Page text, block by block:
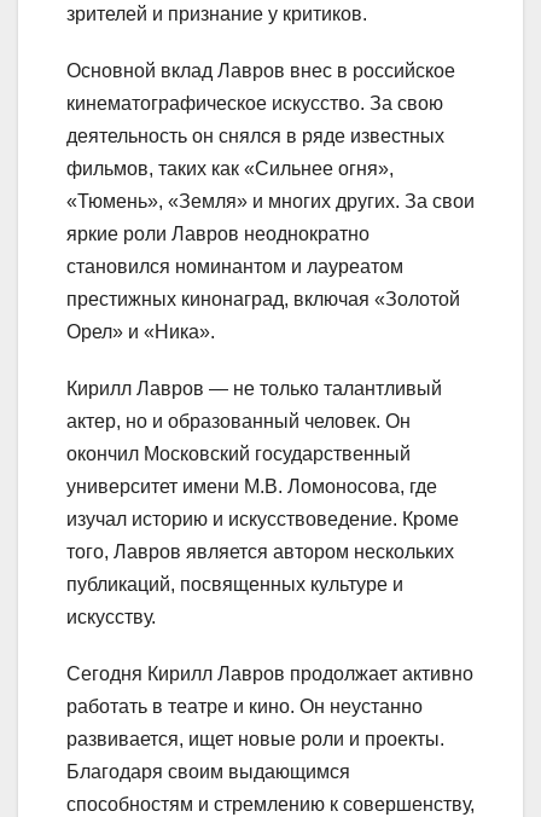
зрителей и признание у критиков.
Основной вклад Лавров внес в российское
кинематографическое искусство. За свою
деятельность он снялся в ряде известных
фильмов, таких как «Сильнее огня»,
«Тюмень», «Земля» и многих других. За свои
яркие роли Лавров неоднократно
становился номинантом и лауреатом
престижных кинонаград, включая «Золотой
Орел» и «Ника».
Кирилл Лавров — не только талантливый
актер, но и образованный человек. Он
окончил Московский государственный
университет имени М.В. Ломоносова, где
изучал историю и искусствоведение. Кроме
того, Лавров является автором нескольких
публикаций, посвященных культуре и
искусству.
Сегодня Кирилл Лавров продолжает активно
работать в театре и кино. Он неустанно
развивается, ищет новые роли и проекты.
Благодаря своим выдающимся
способностям и стремлению к совершенству,